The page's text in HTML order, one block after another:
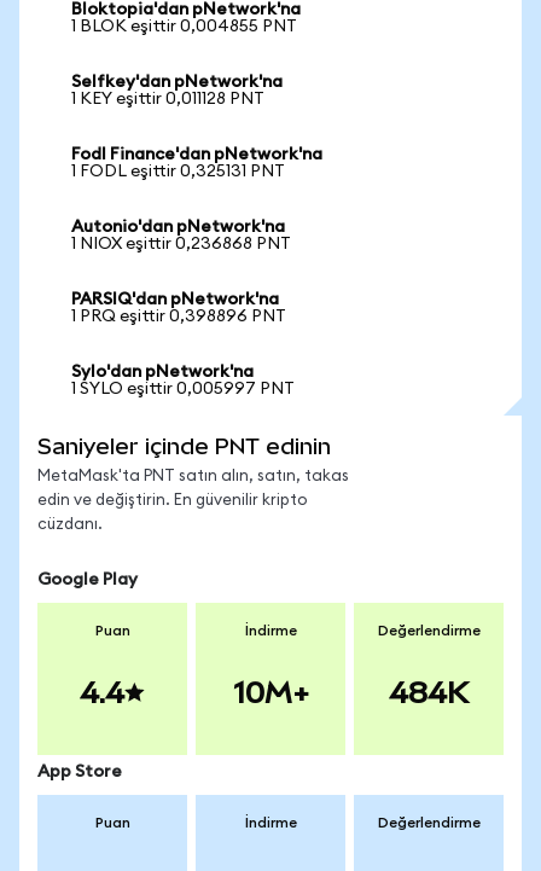
Bloktopia'dan pNetwork'na
1 BLOK eşittir 0,004855 PNT
Selfkey'dan pNetwork'na
1 KEY eşittir 0,011128 PNT
Fodl Finance'dan pNetwork'na
1 FODL eşittir 0,325131 PNT
Autonio'dan pNetwork'na
1 NIOX eşittir 0,236868 PNT
PARSIQ'dan pNetwork'na
1 PRQ eşittir 0,398896 PNT
Sylo'dan pNetwork'na
1 SYLO eşittir 0,005997 PNT
Saniyeler içinde PNT edinin
MetaMask'ta PNT satın alın, satın, takas
edin ve değiştirin. En güvenilir kripto
cüzdanı.
Google Play
Puan
4.4
İndirme
10M+
Değerlendirme
484K
App Store
Puan İndirme Değerlendirme